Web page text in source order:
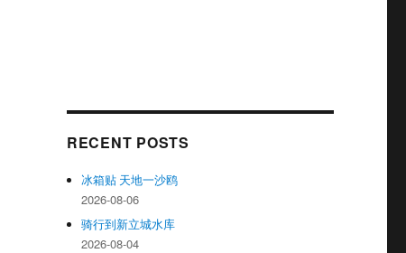
RECENT POSTS
冰箱贴 天地一沙鸥
2026-08-06
骑行到新立城水库
2026-08-04